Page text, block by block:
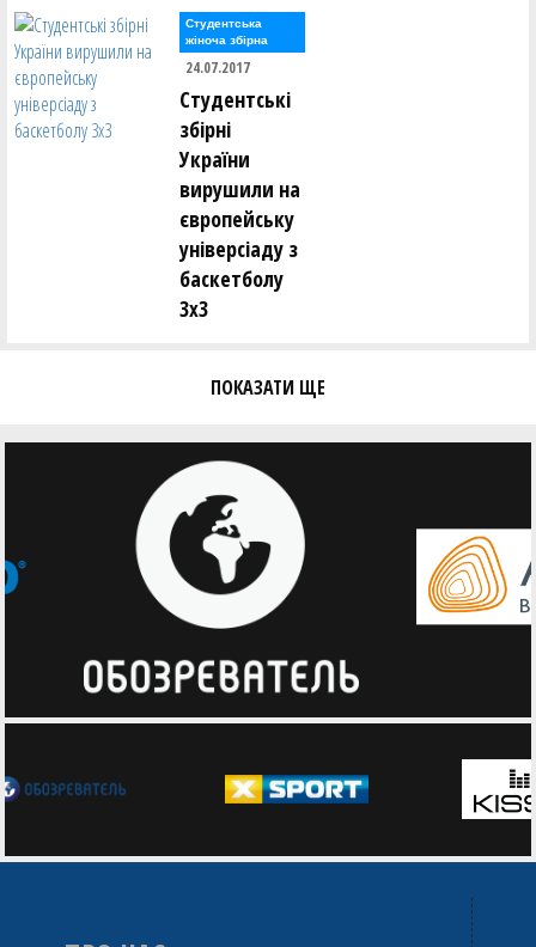
Студентська
жіноча збірна
24.07.2017
Студентські
збірні
України
вирушили на
європейську
універсіаду з
баскетболу
3х3
ПОКАЗАТИ ЩЕ